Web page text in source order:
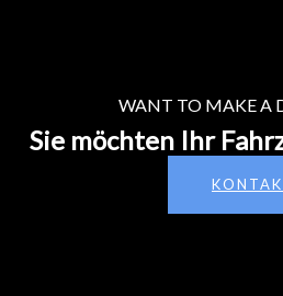
WANT TO MAKE A
Sie möchten Ihr